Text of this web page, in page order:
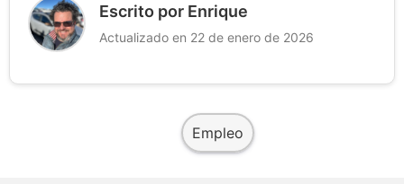
Escrito por Enrique
Actualizado en 22 de enero de 2026
Empleo